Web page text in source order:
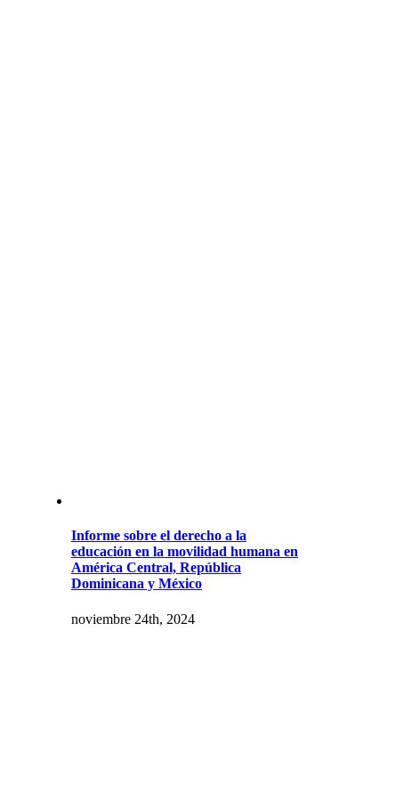
Informe sobre el derecho a la
educación en la movilidad humana en
América Central, República
Dominicana y México
noviembre 24th, 2024